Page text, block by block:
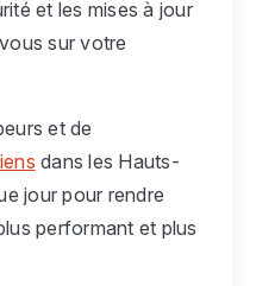
et les mises à jour
sur votre
et de
dans les Hauts-
jour pour rendre
performant et plus